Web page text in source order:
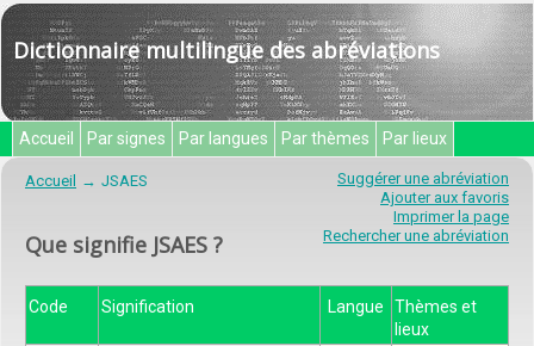
Dictionnaire multilingue des abréviations
Accueil Par signes Par langues Par thèmes Par lieux
Suggérer une abréviation
Ajouter aux favoris
Imprimer la page
Rechercher une abréviation
Accueil JSAES
Que signifie JSAES ?
Code Signification Langue
Thèmes et
lieux